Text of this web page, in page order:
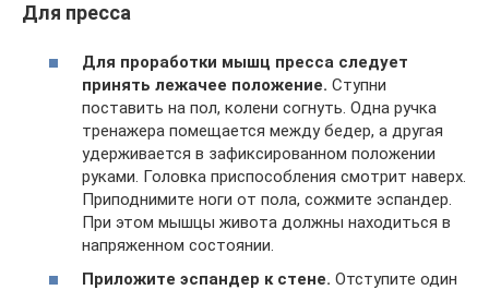
Для пресса
Для проработки мышц пресса следует
принять лежачее положение. Ступни
поставить на пол, колени согнуть. Одна ручка
тренажера помещается между бедер, а другая
удерживается в зафиксированном положении
руками. Головка приспособления смотрит наверх.
Приподнимите ноги от пола, сожмите эспандер.
При этом мышцы живота должны находиться в
напряженном состоянии.
Приложите эспандер к стене. Отступите один